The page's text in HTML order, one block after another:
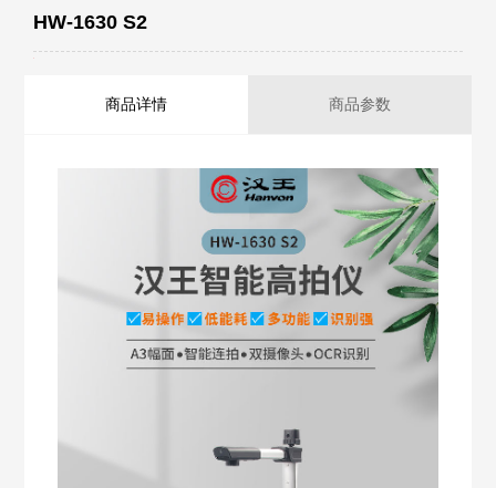
HW-1630 S2
商品详情 商品参数